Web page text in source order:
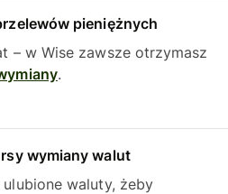
pieniężnych
– w Wise zawsze otrzymasz
.
wymiany walut
waluty, żeby